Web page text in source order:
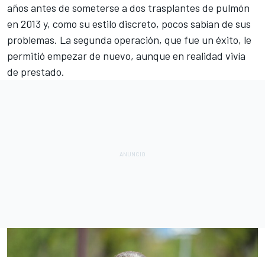
años antes de someterse a dos trasplantes de pulmón
en 2013 y, como su estilo discreto, pocos sabían de sus
problemas. La segunda operación, que fue un éxito, le
permitió empezar de nuevo, aunque en realidad vivía
de prestado.